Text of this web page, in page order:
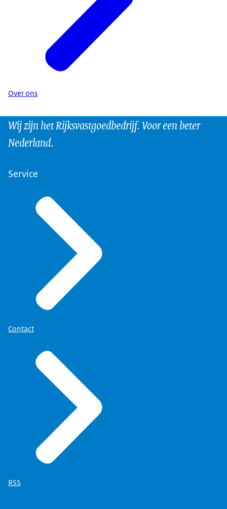
Over ons
Wij zijn het Rijksvastgoedbedrijf. Voor een beter
Nederland.
Service
Contact
RSS